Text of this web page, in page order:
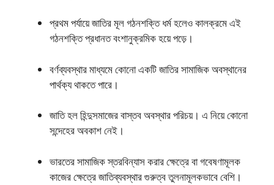
প্রথম পর্যায়ে জাতির মূল গঠনশক্তি ধর্ম হলেও কালক্রমে এই
গঠনশক্তি প্রধানত বংশানুক্রমিক হয়ে পড়ে।
বর্ণব্যবস্থার মাধ্যমে কোনাে একটি জাতির সামাজিক অবস্থানের
পার্থক্য থাকতে পারে।
জাতি হল হিন্দুসমাজের বাস্তব অবস্থার পরিচয়। এ নিয়ে কোনাে
সন্দেহের অবকাশ নেই।
ভারতের সামাজিক স্তরবিন্যাস করার ক্ষেত্রে বা গবেষণামূলক
কাজের ক্ষেত্রে জাতিব্যবস্থার গুরুত্ব তুলনামূলকভাবে বেশি।